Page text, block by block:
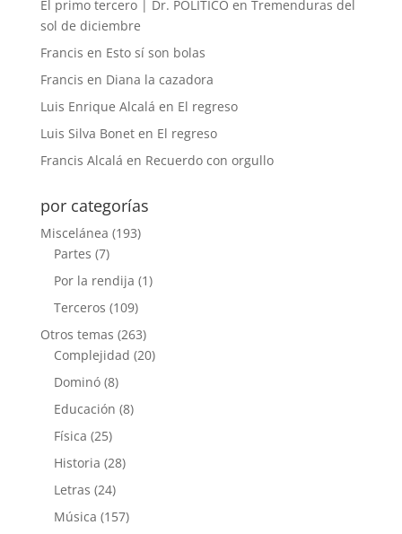
El primo tercero | Dr. POLÍTICO en Tremenduras del
sol de diciembre
Francis en Esto sí son bolas
Francis en Diana la cazadora
Luis Enrique Alcalá en El regreso
Luis Silva Boneten El regreso
Francis Alcalá en Recuerdo con orgullo
por categorías
Miscelánea (193)
Partes (7)
Por la rendija (1)
Terceros (109)
Otros temas (263)
Complejidad (20)
Dominó(8)
Educación (8)
Física (25)
Historia (28)
Letras (24)
Música (157)